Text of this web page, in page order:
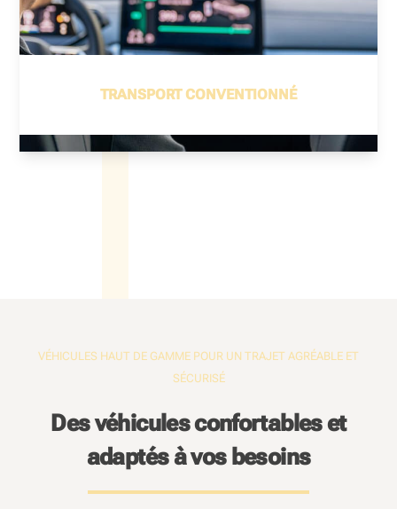
TRANSPORT CONVENTIONNÉ
VÉHICULES HAUT DE GAMME POUR UN TRAJET AGRÉABLE ET
SÉCURISÉ
Des véhicules confortables et
adaptés à vos besoins